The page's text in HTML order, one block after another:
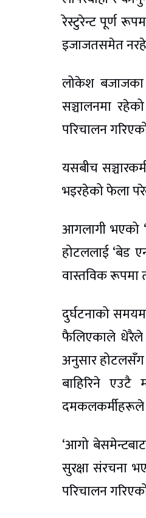
रेस्टुरेन्ट पूर्ण
इजाजतसमेत
लोकेश बजाजका
सञ्चालनमा
परिचालन
यसबीच
भइरहेको फेला
आगलागी भएको
होटललाई ‘बेड
वास्तविक रूपमा
दुर्घटनाको
फैलिएकाले धेरैले
अनुसार होटलसँग
बाहिरिने एउटै
दमकलकर्मीहरूले
‘आगो
सुरक्षा संरचना
परिचालन